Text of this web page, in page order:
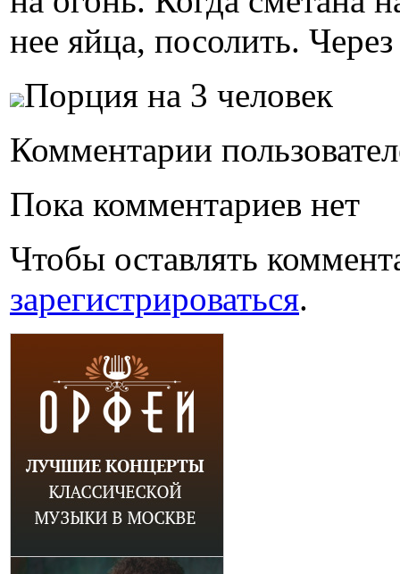
нее яйца, посолить.
Порция на 3 человек
Комментарии
Пока комментариев нет
Чтобы оставлять
зарегистрироваться.